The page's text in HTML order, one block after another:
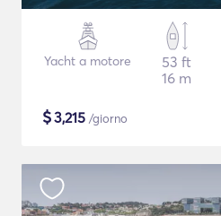
Yacht a motore
53 ft
16 m
$3,215 /giorno